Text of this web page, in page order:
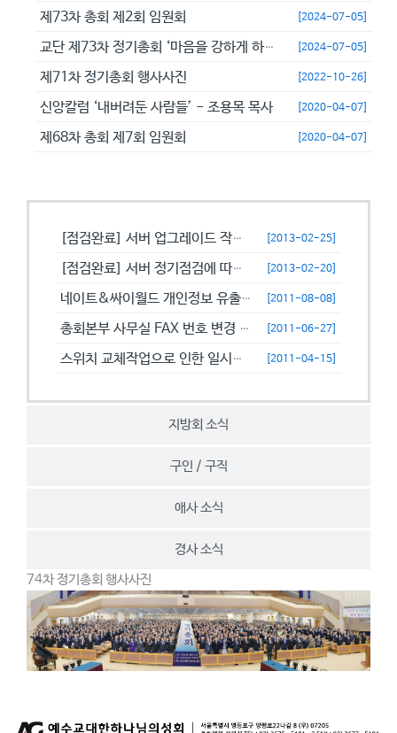
제73차 총회 제2회 임원회 [2024-07-05]
교단 제73차 정기총회 ‘마음을 강하게 하고 극히 담대히 하라’ [2024-07-05]
제71차 정기총회 행사사진 [2022-10-26]
신앙칼럼 ‘내버려둔 사람들’ - 조용목 목사 [2020-04-07]
제68차 총회 제7회 임원회 [2020-04-07]
지방회 소식
구인 / 구직
애사 소식
경사 소식
[점검완료] 서버 업그레이드 작업으로 일시적으로 사용이 불안정할수 있습니... [2013-02-25]
[점검완료] 서버 정기점검에 따른 이용 제한 안내 [2013-02-20]
네이트&싸이월드 개인정보 유출에 따른 비밀번호 변경 캠페인! [2011-08-08]
총회본부 사무실 FAX 번호 변경 안내 [2011-06-27]
스위치 교체작업으로 인한 일시접속제한 안내 [2011-04-15]
74차 정기총회 행사사진